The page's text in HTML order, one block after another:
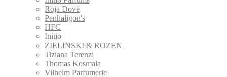
Roja Dove
Penhaligon's
HFC
Initio
ZIELINSKI & ROZEN
Tiziana Terenzi
Thomas Kosmala
Vilhelm Parfumerie